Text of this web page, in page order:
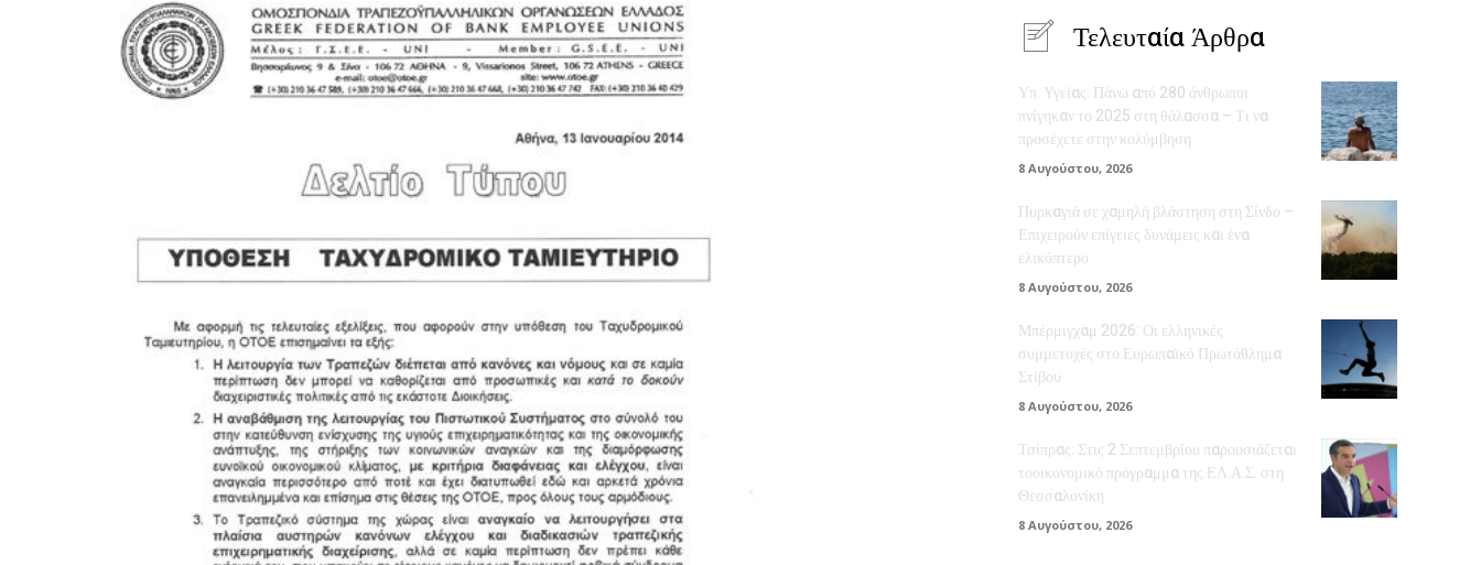
Τελευταία Άρθρα
Υπ. Υγείας: Πάνω από 280 άνθρωποι
πνίγηκαν το 2025 στη θάλασσα – Τι να
προσέχετε στην κολύμβηση
8 Αυγούστου, 2026
Πυρκαγιά σε χαμηλή βλάστηση στη Σίνδο –
Επιχειρούν επίγειες δυνάμεις και ένα
ελικόπτερο
8 Αυγούστου, 2026
Μπέρμιγχαμ 2026: Οι ελληνικές
συμμετοχές στο Ευρωπαϊκό Πρωτάθλημα
Στίβου
8 Αυγούστου, 2026
Τσίπρας: Στις 2 Σεπτεμβρίου παρουσιάζεται
τοοικονομικό πρόγραμμα της ΕΛ.Α.Σ. στη
Θεσσαλονίκη
8 Αυγούστου, 2026